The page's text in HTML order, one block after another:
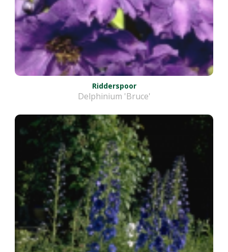
Ridderspoor
Delphinium 'Bruce'